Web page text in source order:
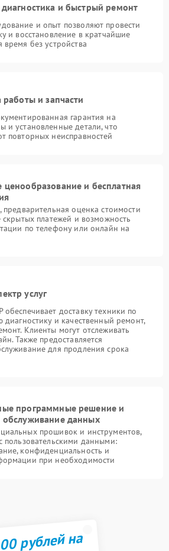
диагностика и быстрый ремонт
и опыт позволяют провести
и восстановление в кратчайшие
без устройства
работы и запчасти
гарантия на
и установленные детали, что
повторных неисправностей
ценообразование и бесплатная
предварительная оценка стоимости
скрытых платежей и возможность
по телефону или онлайн на
услуг
доставку техники по
диагностику и качественный ремонт,
Клиенты могут отслеживать
Также предоставляется
для продления срока
программные решение и
обслуживание данных
прошивок и инструментов,
пользовательскими данными:
конфиденциальность и
при необходимости